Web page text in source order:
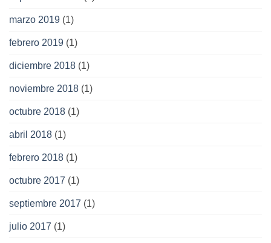
marzo 2019 (1)
febrero 2019 (1)
diciembre 2018 (1)
noviembre 2018 (1)
octubre 2018 (1)
abril 2018 (1)
febrero 2018 (1)
octubre 2017 (1)
septiembre 2017 (1)
julio 2017 (1)